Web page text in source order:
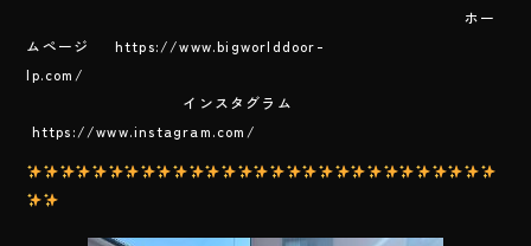
ホー
ムページ https://www.bigworlddoor-
lp.com/
インスタグラム
https://www.instagram.com/